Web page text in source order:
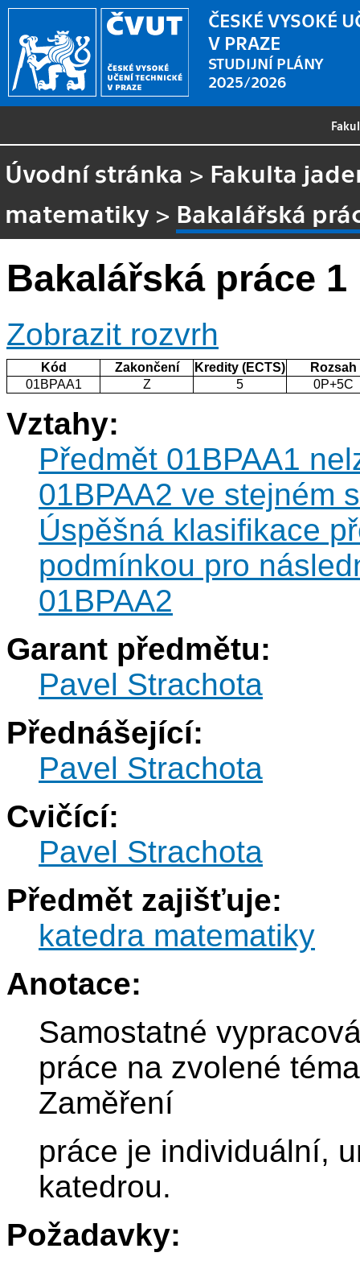
ČESKÉ VYSOKÉ
V PRAZE
STUDIJNÍ PLÁNY
2025/2026
Úvodní stránka > Fakulta
matematiky > Bakalářská
Bakalářská práce 1
Zobrazit rozvrh
Kód Zakončení Kredity (ECTS)
Rozsah
01BPAA1
Z 5 0P+5C
Vztahy:
Předmět 01BPAA1
01BPAA2 ve stejném
Úspěšná klasifikace
podmínkou pro
01BPAA2
Garant předmětu:
Pavel Strachota
Přednášející:
Pavel Strachota
Cvičící:
Pavel Strachota
Předmět zajišťuje:
katedra matematiky
Anotace:
Samostatné
práce na zvolené
Zaměření
práce je individuální,
katedrou.
Požadavky: